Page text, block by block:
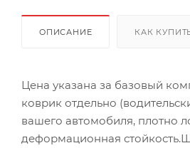
ОПИСАНИЕ КАК
Цена указана за базовый
коврик отдельно
вашего автомобиля, плотно
деформационная